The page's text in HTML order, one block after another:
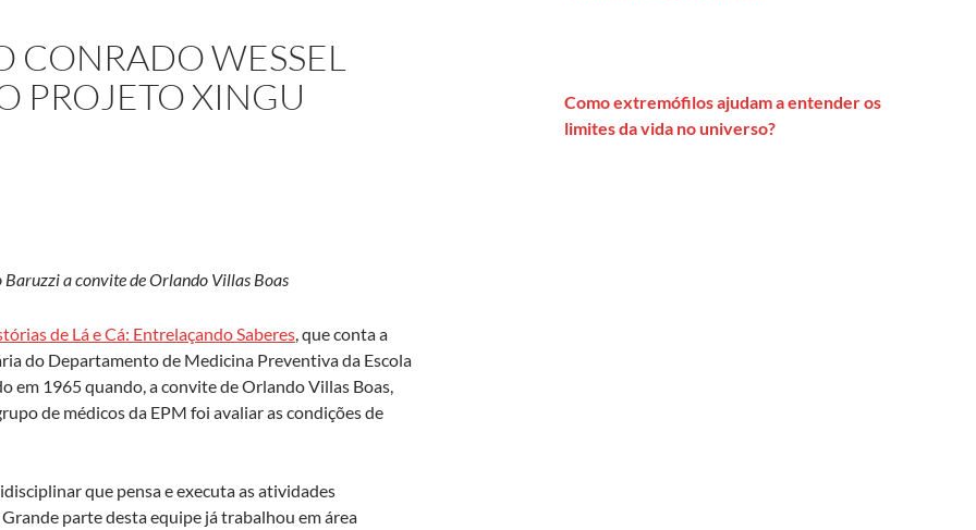
WESSEL
PROJETO XINGU
a convite de Orlando Villas Boas
de Lá e Cá: Entrelaçando Saberes , que conta a
do Departamento de Medicina Preventiva da Escola
em 1965 quando, a convite de Orlando Villas Boas,
de médicos da EPM foi avaliar as condições de
que pensa e executa as atividades
parte desta equipe já trabalhou em área
Como extremófilos ajudam a entender os
limites da vida no universo?